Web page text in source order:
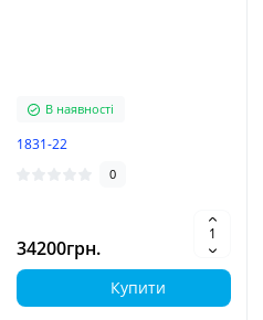
В наявності
1831-22
0
34200грн.
Купити